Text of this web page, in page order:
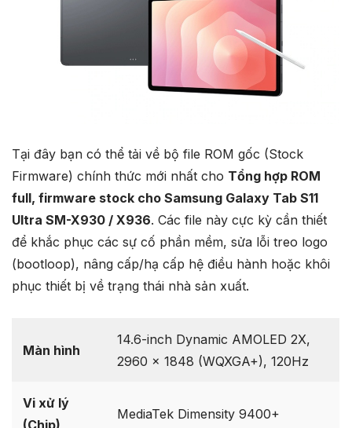
Tại đây bạn có thể tải về bộ file ROM gốc (Stock
Firmware) chính thức mới nhất cho Tổng hợp ROM
full, firmware stock cho Samsung Galaxy Tab S11
Ultra SM-X930 / X936. Các file này cực kỳ cần thiết
để khắc phục các sự cố phần mềm, sửa lỗi treo logo
(bootloop), nâng cấp/hạ cấp hệ điều hành hoặc khôi
phục thiết bị về trạng thái nhà sản xuất.
Màn hình
14.6-inch Dynamic AMOLED 2X,
2960 x 1848 (WQXGA+), 120Hz
Vi xử lý
(Chip)
MediaTek Dimensity 9400+